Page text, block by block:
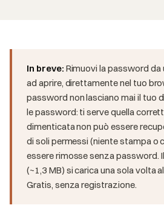
In breve: Rimuovi la password da
ad aprire, direttamente nel tuo
password non lasciano mai il tuo
le password: ti serve quella
dimenticata non può essere
di soli permessi (niente stampa o
essere rimosse senza password.
(~1,3 MB) si carica una sola volta
Gratis, senza registrazione.